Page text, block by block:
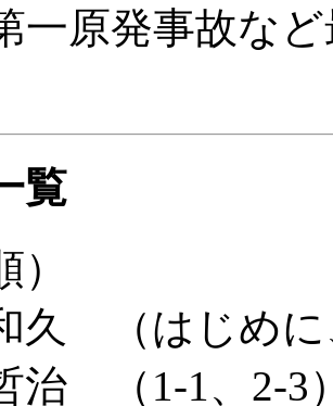
一原発事故な
覧
）
久 （はじめに
治 （1-1、2-3